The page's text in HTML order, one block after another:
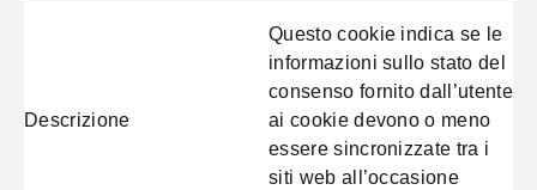
Descrizione
Questo cookie indica se le
informazioni sullo stato del
consenso fornito dall’utente
ai cookie devono o meno
essere sincronizzate tra i
siti web all’occasione